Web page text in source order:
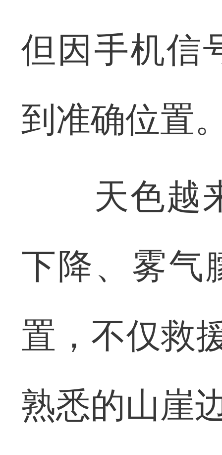
但因手机信
到准确位置
天色越来
下降、雾气
置，不仅救
熟悉的山崖